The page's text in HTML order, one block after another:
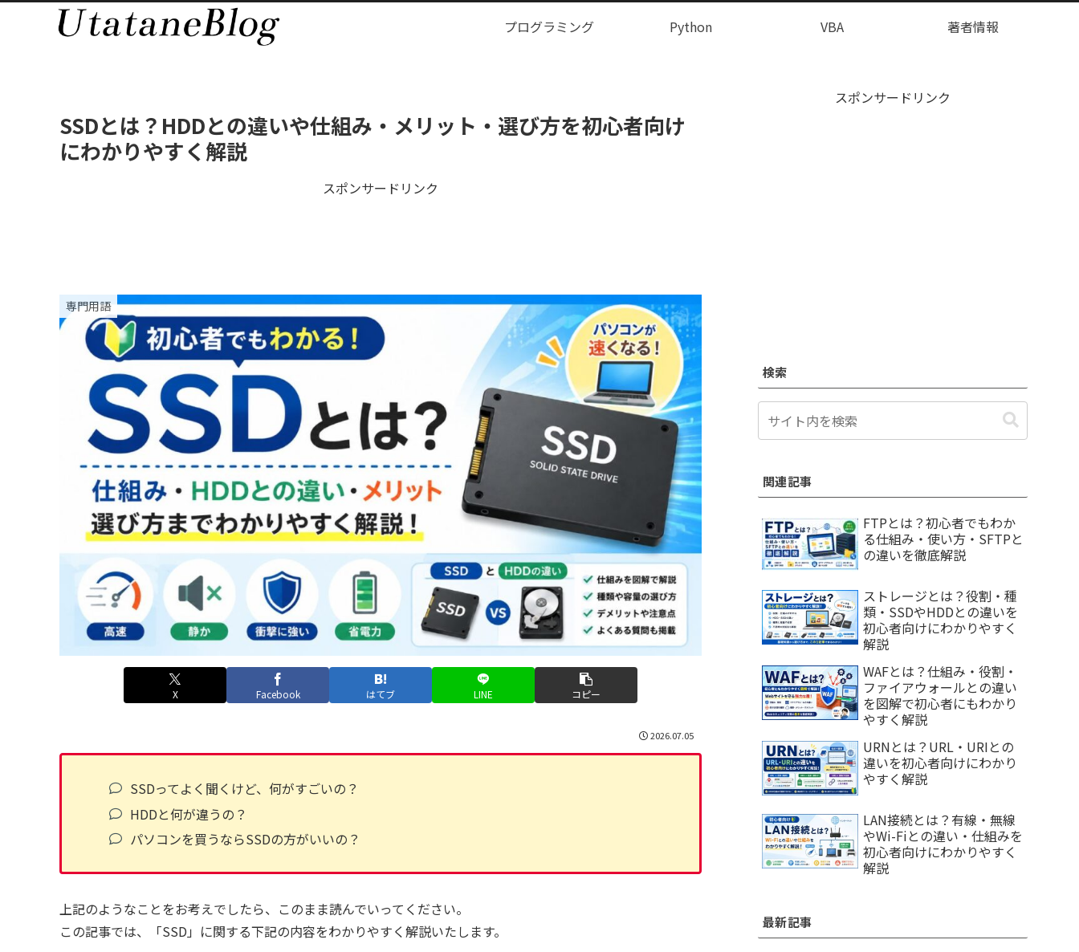
プログラミング Python VBA 著者情報
SSDとは？HDDとの違いや仕組み・メリット・選び方を初心者向け
にわかりやすく解説
スポンサードリンク
専門用語
X Facebook はてブ LINE コピー
2026.07.05
SSDってよく聞くけど、何がすごいの？
HDDと何が違うの？
パソコンを買うならSSDの方がいいの？
上記のようなことをお考えでしたら、このまま読んでいってください。
この記事では、「SSD」に関する下記の内容をわかりやすく解説いたします。
スポンサードリンク
検索
関連記事
FTPとは？初心者でもわか
る仕組み・使い方・SFTPと
の違いを徹底解説
ストレージとは？役割・種
類・SSDやHDDとの違いを
初心者向けにわかりやすく
解説
WAFとは？仕組み・役割・
ファイアウォールとの違い
を図解で初心者にもわかり
やすく解説
URNとは？URL・URIとの
違いを初心者向けにわかり
やすく解説
LAN接続とは？有線・無線
やWi-Fiとの違い・仕組みを
初心者向けにわかりやすく
解説
最新記事